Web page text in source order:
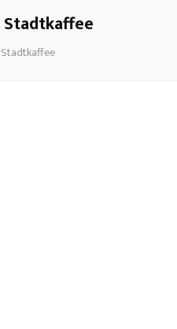
Stadtkaffee
Stadtkaffee